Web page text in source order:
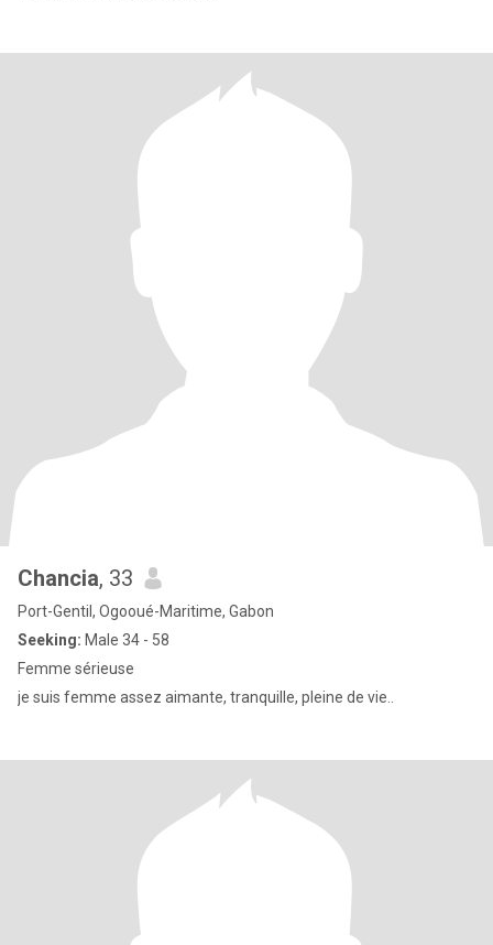
Chancia, 33
Port-Gentil, Ogooué-Maritime, Gabon
Seeking: Male 34 - 58
Femme sérieuse
je suis femme assez aimante, tranquille, pleine de vie..